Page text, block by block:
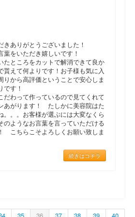
きありがとうございました！
葉をいただき嬉しいです！
たところをカットで解消できて良か
貰えて何よりです！お子様も気に入
りから高評価ということで安心しま
です！
だわって作っているので見てくれて
あがります！ たしかに美容院はた
。。。お客様が選ぶには大変なくら
ようなお言葉を言っていただける
こちらこそよろしくお願い致しま
続きはコチラ